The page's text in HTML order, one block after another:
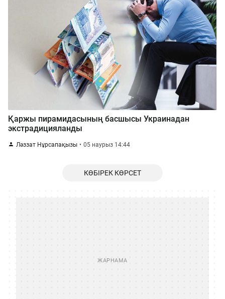
Қаржы пирамидасының басшысы Украинадан
экстрадицияланды
Ләззат Нұрсапақызы 05 наурыз 14:44
КӨБІРЕК КӨРСЕТ